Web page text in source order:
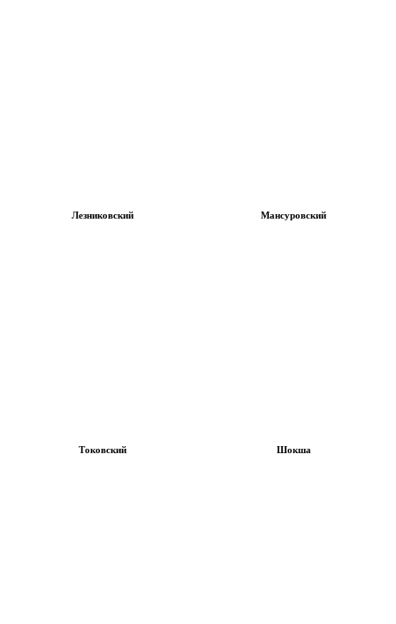
Лезниковский Мансуровский
Токовский Шокша